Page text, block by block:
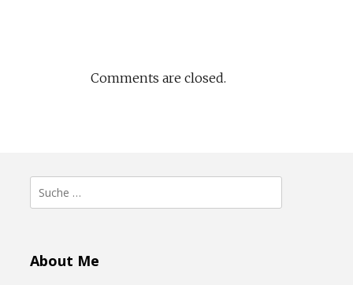
Comments are closed.
Suche
nach:
About Me